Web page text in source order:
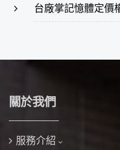
台廠掌記憶體定價
關於我們
服務介紹